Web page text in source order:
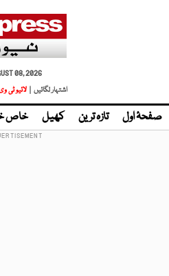
08, 2026
اشتہار لگائیں |
لائیو ٹی
صفحۂ اول تازہ ترین کھیل خاص